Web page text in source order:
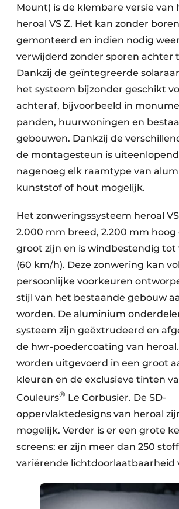
Mount) is de klembare versie van
heroal VS Z. Het kan zonder
gemonteerd en indien nodig
verwijderd zonder sporen achter
Dankzij de geïntegreerde
het systeem bijzonder geschikt
achteraf, bijvoorbeeld in
panden, huurwoningen en
gebouwen. Dankzij de
de montagesteun is
nagenoeg elk raamtype van
kunststof of hout mogelijk.
Het zonweringssysteem heroal
2.000 mm breed, 2.200 mm hoog
groot zijn en is windbestendig
(60 km/h). Deze zonwering kan
persoonlijke voorkeuren
stijl van het bestaande gebouw
worden. De aluminium
systeem zijn geëxtrudeerd en
de hwr-poedercoating van
worden uitgevoerd in een groot
kleuren en de exclusieve tinten
Couleurs® Le Corbusier. De SD-
oppervlaktedesigns van heroal
mogelijk. Verder is er een grote
screens: er zijn meer dan 250
variërende lichtdoorlaatbaarheid